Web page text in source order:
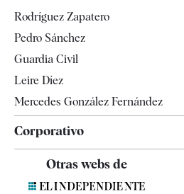
Televisión
Rodríguez Zapatero
Pedro Sánchez
Guardia Civil
Leire Díez
Mercedes González Fernández
Corporativo
Contacto
Otras webs de